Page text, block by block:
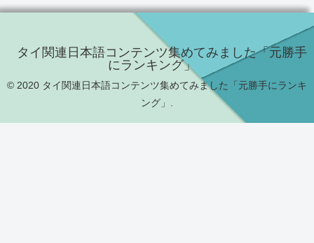
タイ関連日本語コンテンツ集めてみました「元勝手
にランキング」
© 2020 タイ関連日本語コンテンツ集めてみました「元勝手にランキ
ング」.